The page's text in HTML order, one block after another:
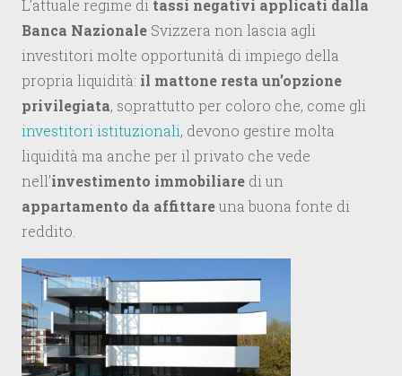
L’attuale regime di tassi negativi applicati dalla
Banca Nazionale Svizzera non lascia agli
investitori molte opportunità di impiego della
propria liquidità: il mattone resta un’opzione
privilegiata, soprattutto per coloro che, come gli
investitori istituzionali, devono gestire molta
liquidità ma anche per il privato che vede
nell’investimento immobiliare di un
appartamento da affittareuna buona fonte di
reddito.